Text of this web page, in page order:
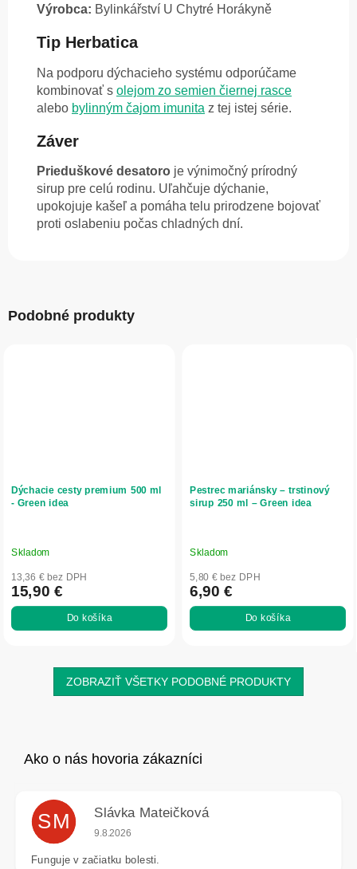
Výrobca: Bylinkářství U Chytré Horákyně
Tip Herbatica
Na podporu dýchacieho systému odporúčame
kombinovať s olejom zo semien čiernej rasce
alebo bylinným čajom imunita z tej istej série.
Záver
Prieduškové desatoro je výnimočný prírodný
sirup pre celú rodinu. Uľahčuje dýchanie,
upokojuje kašeľ a pomáha telu prirodzene bojovať
proti oslabeniu počas chladných dní.
Podobné produkty
Dýchacie cesty premium 500 ml
- Green idea
Skladom
13,36 € bez DPH
15,90 €
Do košíka
Pestrec mariánsky – trstinový
sirup 250 ml – Green idea
Skladom
5,80 € bez DPH
6,90 €
Do košíka
ZOBRAZIŤ VŠETKY PODOBNÉ PRODUKTY
SM Slávka Mateičková
Hodnotenie obchodu je 5 z 5 hviezdičiek.
9.8.2026
Funguje v začiatku bolesti.